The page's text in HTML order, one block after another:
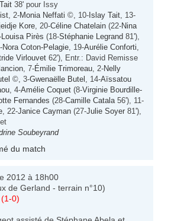
38' pour Issy
, 2-Monia Neffati ©, 10- Islay Tait , 13-
Kore , 20-Céline Chatelain (22-Nina
Louisa Pirès (18-Stéphanie Legrand 81'),
Nora Coton-Pelagie , 19-Aurélie Conforti
Virlouvet 62'), Entr.: David Remisse
, 7-Émilie Trimoreau , 2-Nelly
©, 3-Gwenaëlle Butel , 14-Aïssatou
, 4-Amélie Coquet (8-Virginie Bourdille-
Fernandes (28-Camille Catala 56'), 11-
, 22-Janice Cayman (27-Julie Soyer 81'),
Soubeyrand
du match
2012 à 18h00
de Gerland - terrain n°10)
0)